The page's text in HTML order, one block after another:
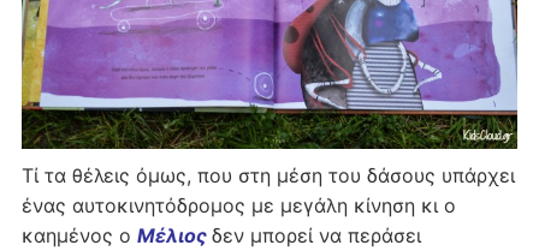
Τί τα θέλεις όμως, που στη μέση του δάσους υπάρχει
ένας αυτοκινητόδρομος με μεγάλη κίνηση κι ο
καημένος ο Μέλιος δεν μπορεί να περάσει